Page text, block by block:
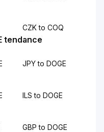
CZK to COQ
tendance
JPY to DOGE
ILS to DOGE
GBP to DOGE